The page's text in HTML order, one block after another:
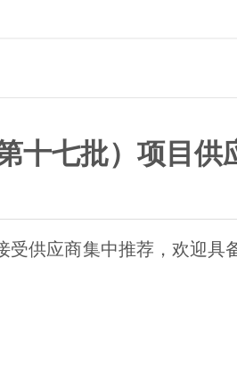
十七批）项目供
供应商集中推荐，欢迎具